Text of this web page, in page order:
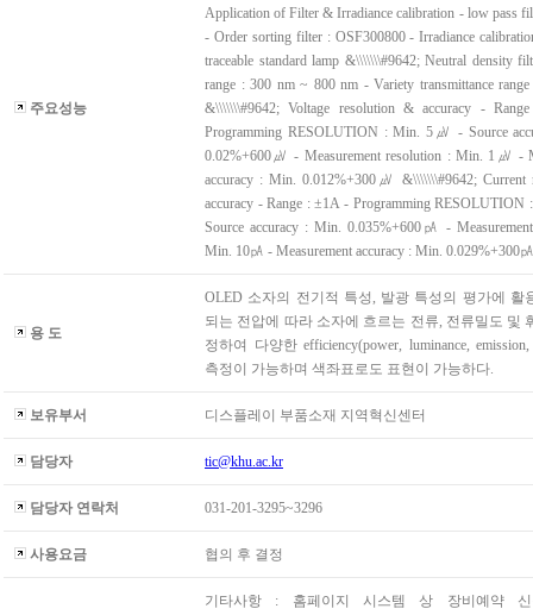
주요성능
Application of Filter & Irradiance calibration - low pass
- Order sorting filter : OSF300800 - Irradiance
traceable standard lamp &\\\\\\\#9642; Neutral density
range : 300 nm ~ 800 nm - Variety transmittance
&\\\\\\\#9642; Voltage resolution & accuracy -
Programming RESOLUTION : Min. 5㎶ - Source
0.02%+600㎶ - Measurement resolution : Min. 1㎶ -
accuracy : Min. 0.012%+300㎶ &\\\\\\\#9642; Current
accuracy - Range : ±1A - Programming
Source accuracy : Min. 0.035%+600㎀ -
Min. 10㎀ - Measurement accuracy : Min. 0.029%+300㎀
용 도
OLED 소자의 전기적 특성, 발광 특성의 평가에 활
되는 전압에 따라 소자에 흐르는 전류, 전류밀도 및
정하여 다양한 efficiency(power, luminance,
측정이 가능하며 색좌표로도 표현이 가능하다.
보유부서 디스플레이 부품소재 지역혁신센터
담당자 tic@khu.ac.kr
담당자 연락처 031-201-3295~3296
사용요금 협의 후 결정
기타사항 : 홈페이지 시스템 상 장비예약 신